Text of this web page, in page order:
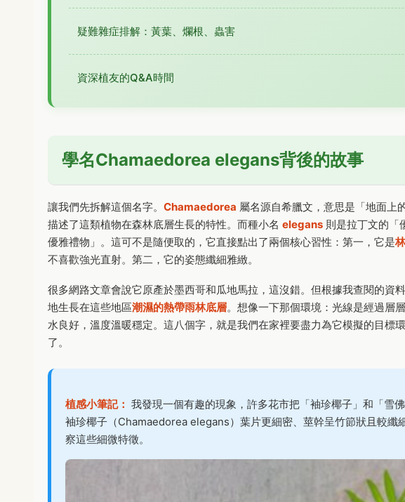
疑難雜症排解：黃葉、爛根、蟲害
資深植友的Q&A時間
學名Chamaedorea elegans背後的故事
讓我們先拆解這個名字。 Chamaedorea 屬名源自希臘文，意思是「地面
描述了這類植物在森林底層生長的特性。而種小名 elegans 則是拉丁文的「
優雅禮物」。這可不是隨便取的，它直接點出了兩個核心習性：第一，它是
不喜歡強光直射。第二，它的姿態纖細雅緻。
很多網路文章會說它原產於墨西哥和瓜地馬拉，這沒錯。但根據我查閱的資
地生長在這些地區潮濕的熱帶雨林底層。想像一下那個環境：光線是經過層
水良好，溫度溫暖穩定。這八個字，就是我們在家裡要盡力為它模擬的目標
了。
植感小筆記： 我發現一個有趣的現象，許多花市把「袖珍椰子」和「雪
袖珍椰子（Chamaedorea elegans）葉片更細密、莖幹呈竹節狀且較纖
察這些細微特徵。